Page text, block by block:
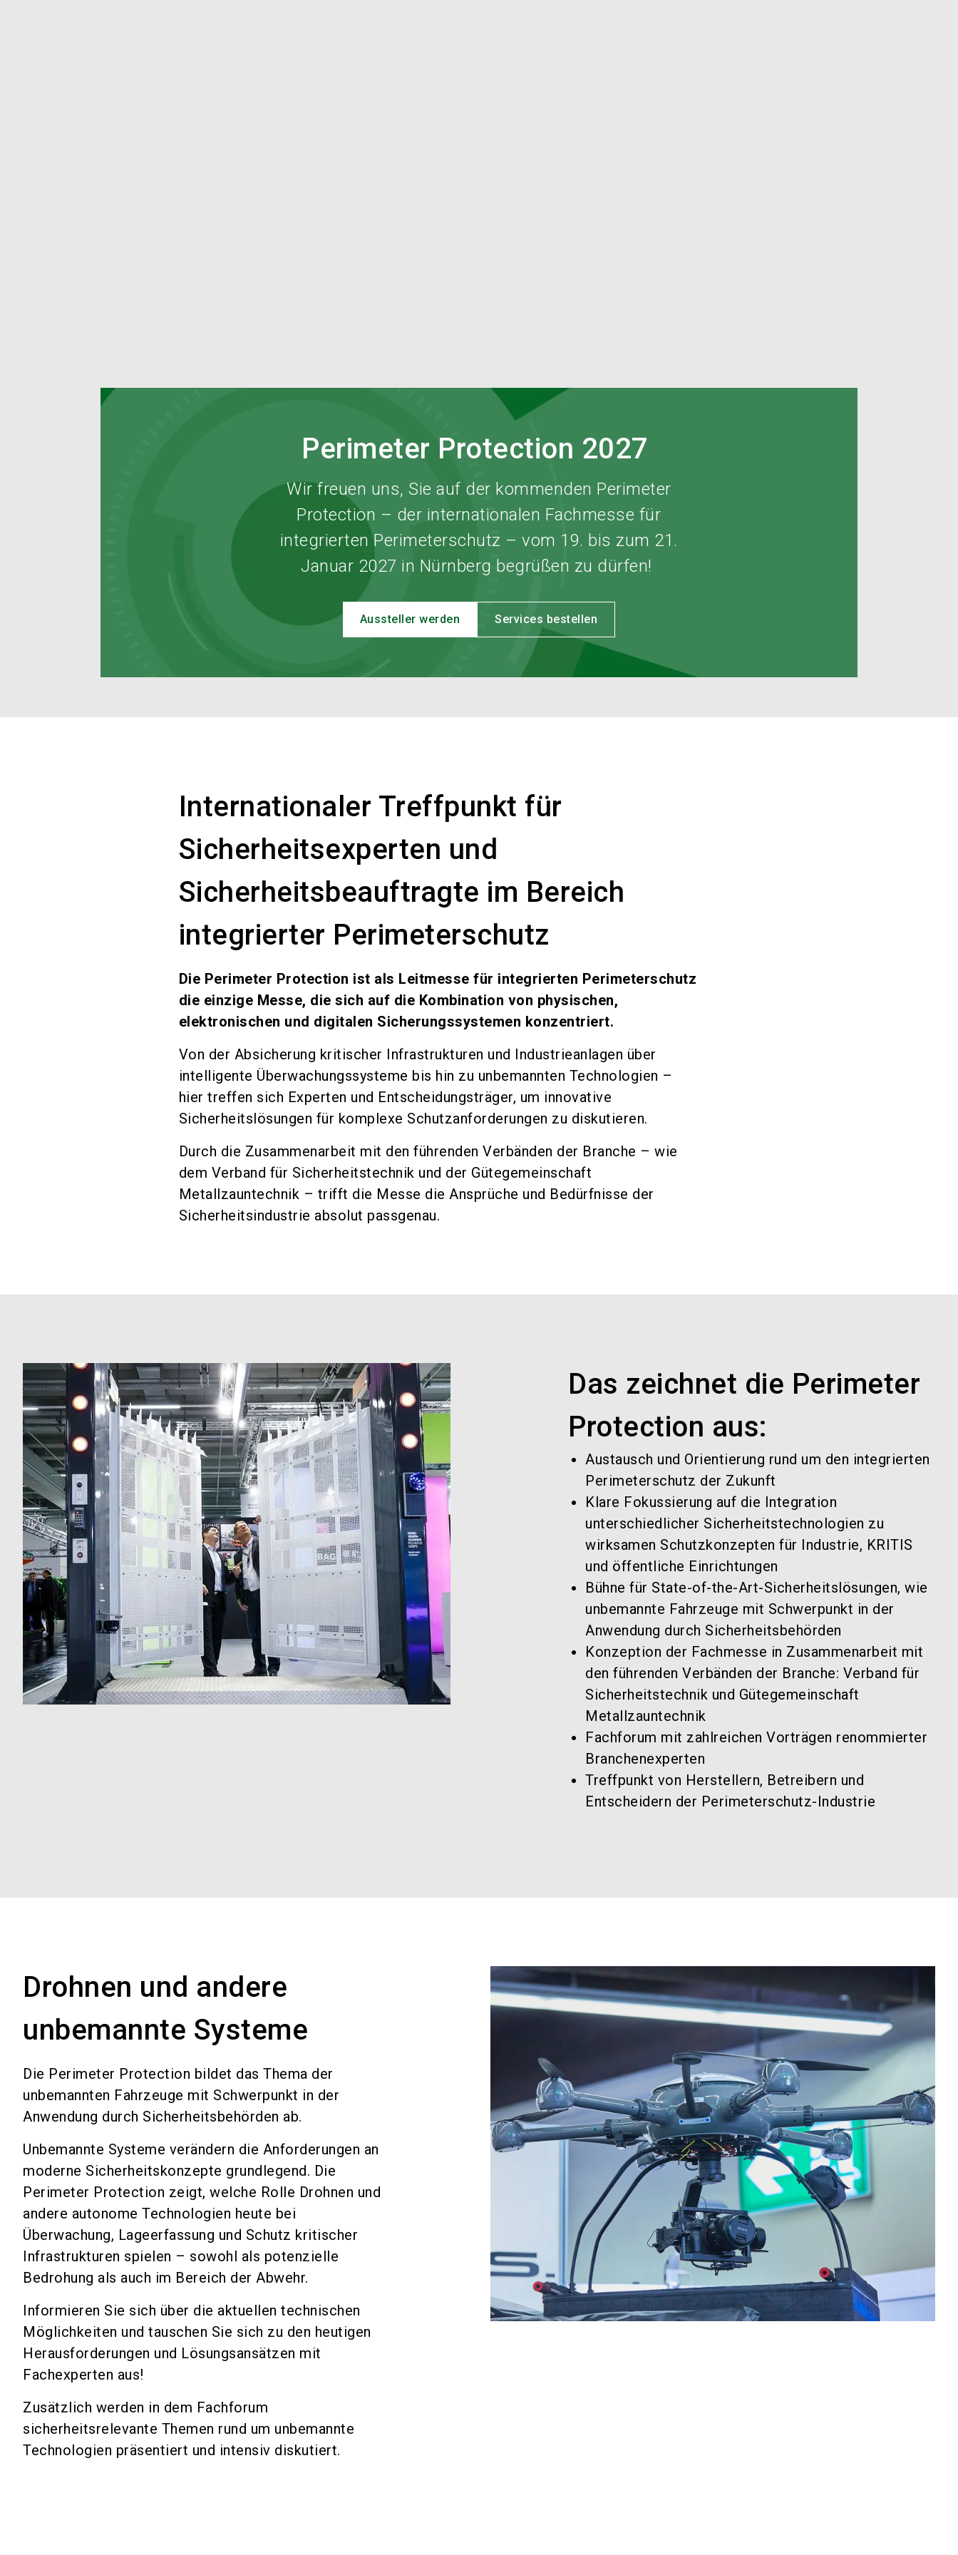
Perimeter Protection 2027
Wir freuen uns, Sie auf der kommenden Perimeter
Protection – der internationalen Fachmesse für
integrierten Perimeterschutz – vom 19. bis zum 21.
Januar 2027 in Nürnberg begrüßen zu dürfen!
Aussteller werden Services bestellen
Internationaler Treffpunkt für
Sicherheitsexperten und
Sicherheitsbeauftragte im Bereich
integrierter Perimeterschutz
Die Perimeter Protection ist als Leitmesse für integrierten Perimeterschutz
die einzige Messe, die sich auf die Kombination von physischen,
elektronischen und digitalen Sicherungssystemen konzentriert.
Von der Absicherung kritischer Infrastrukturen und Industrieanlagen über
intelligente Überwachungssysteme bis hin zu unbemannten Technologien –
hier treffen sich Experten und Entscheidungsträger, um innovative
Sicherheitslösungen für komplexe Schutzanforderungen zu diskutieren.
Durch die Zusammenarbeit mit den führenden Verbänden der Branche – wie
dem Verband für Sicherheitstechnik und der Gütegemeinschaft
Metallzauntechnik – trifft die Messe die Ansprüche und Bedürfnisse der
Sicherheitsindustrie absolut passgenau.
Das zeichnet die Perimeter
Protection aus:
Austausch und Orientierung rund um den integrierten
Perimeterschutz der Zukunft
Klare Fokussierung auf die Integration
unterschiedlicher Sicherheitstechnologien zu
wirksamen Schutzkonzepten für Industrie, KRITIS
und öffentliche Einrichtungen
Bühne für State-of-the-Art-Sicherheitslösungen, wie
unbemannte Fahrzeuge mit Schwerpunkt in der
Anwendung durch Sicherheitsbehörden
Konzeption der Fachmesse in Zusammenarbeit mit
den führenden Verbänden der Branche: Verband für
Sicherheitstechnik und Gütegemeinschaft
Metallzauntechnik
Fachforum mit zahlreichen Vorträgen renommierter
Branchenexperten
Treffpunkt von Herstellern, Betreibern und
Entscheidern der Perimeterschutz-Industrie
Drohnen und andere
unbemannte Systeme
Die Perimeter Protection bildet das Thema der
unbemannten Fahrzeuge mit Schwerpunkt in der
Anwendung durch Sicherheitsbehörden ab.
Unbemannte Systeme verändern die Anforderungen an
moderne Sicherheitskonzepte grundlegend. Die
Perimeter Protection zeigt, welche Rolle Drohnen und
andere autonome Technologien heute bei
Überwachung, Lageerfassung und Schutz kritischer
Infrastrukturen spielen – sowohl als potenzielle
Bedrohung als auch im Bereich der Abwehr.
Informieren Sie sich über die aktuellen technischen
Möglichkeiten und tauschen Sie sich zu den heutigen
Herausforderungen und Lösungsansätzen mit
Fachexperten aus!
Zusätzlich werden in dem Fachforum
sicherheitsrelevante Themen rund um unbemannte
Technologien präsentiert und intensiv diskutiert.